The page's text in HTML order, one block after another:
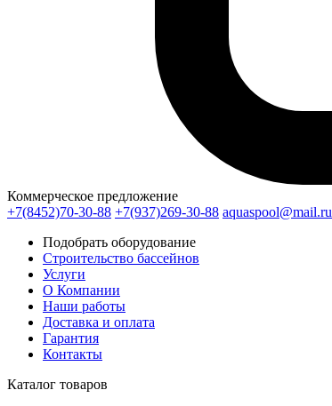
Коммерческое предложение
+7(8452)70-30-88 +7(937)269-30-88 aquaspool@mail.ru
Подобрать оборудование
Строительство бассейнов
Услуги
О Компании
Наши работы
Доставка и оплата
Гарантия
Контакты
Каталог товаров